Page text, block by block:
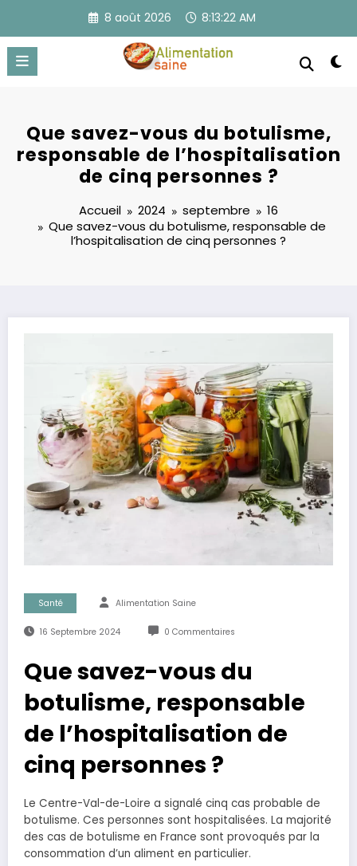
contenu
8 août 2026 8:13:22 AM
Que savez-vous du botulisme,
responsable de l’hospitalisation
de cinq personnes ?
Accueil 2024 septembre
16
Que savez-vous du botulisme, responsable de
l’hospitalisation de cinq personnes ?
Santé Alimentation Saine
16 Septembre 2024 0 Commentaires
Que savez-vous du
botulisme, responsable
de l’hospitalisation de
cinq personnes ?
Le Centre-Val-de-Loire a signalé cinq cas probable de
botulisme. Ces personnes sont hospitalisées. La majorité
des cas de botulisme en France sont provoqués par la
consommation d’un aliment en particulier.